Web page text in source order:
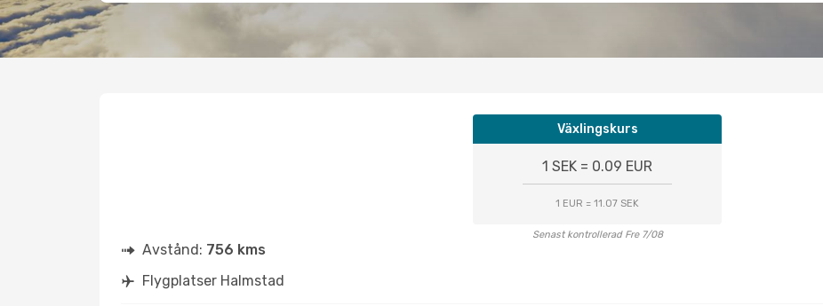
Växlingskurs
1 SEK = 0.09 EUR
1 EUR = 11.07 SEK
Senast kontrollerad Fre 7/08
Avstånd: 756 kms
Flygplatser Halmstad